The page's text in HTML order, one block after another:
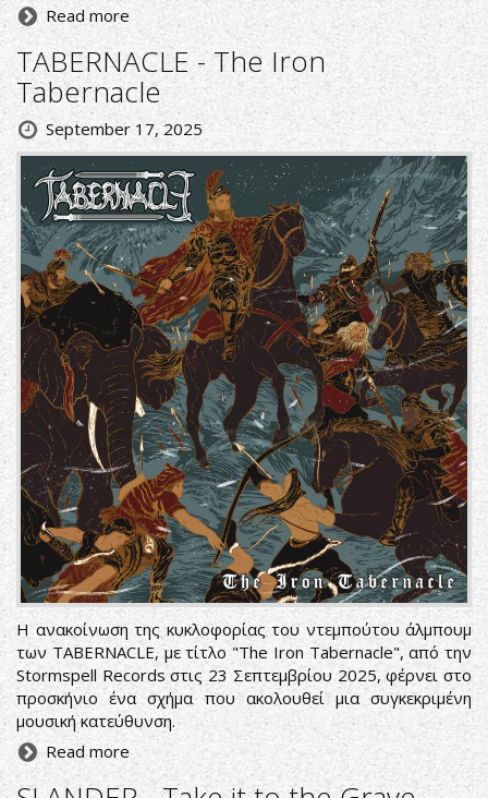
Read more
TABERNACLE - The Iron
Tabernacle
September 17, 2025
Η ανακοίνωση της κυκλοφορίας του ντεμπούτου άλμπουμ
των TABERNACLE, με τίτλο "The Iron Tabernacle", από την
Stormspell Records στις 23 Σεπτεμβρίου 2025, φέρνει στο
προσκήνιο ένα σχήμα που ακολουθεί μια συγκεκριμένη
μουσική κατεύθυνση.
Read more